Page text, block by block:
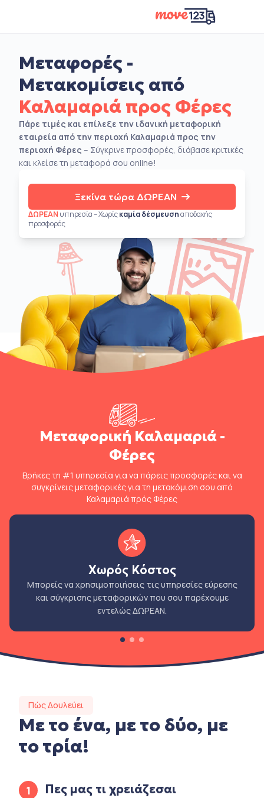
Μεταφορές -
Μετακομίσεις από
Καλαμαριά προς Φέρες
Πάρε τιμές και επίλεξε την ιδανική μεταφορική
εταιρεία από την περιοχή Καλαμαριά προς την
περιοχή Φέρες – Σύγκρινε προσφορές, διάβασε κριτικές
και κλείσε τη μεταφορά σου online!
Ξεκίνα τώρα ΔΩΡΕΑΝ
ΔΩΡΕΑΝ υπηρεσία – Χωρίςκαμία δέσμευσηαποδοχής
προσφοράς
Μεταφορική Καλαμαριά -
Φέρες
Βρήκες τη #1 υπηρεσία για να πάρεις προσφορές και να
συγκρίνεις μεταφορικές για τη μετακόμιση σου από
Καλαμαριά πρός Φέρες
Χωρός Κόστος
Μπορείς να χρησιμοποιήσεις τις υπηρεσίες εύρεσης
και σύγκρισης μεταφορικών που σου παρέχουμε
εντελώς ΔΩΡΕΑΝ.
Πώς Δουλεύει
Με το ένα, με το δύο, με
το τρία!
1 Πες μας τι χρειάζεσαι